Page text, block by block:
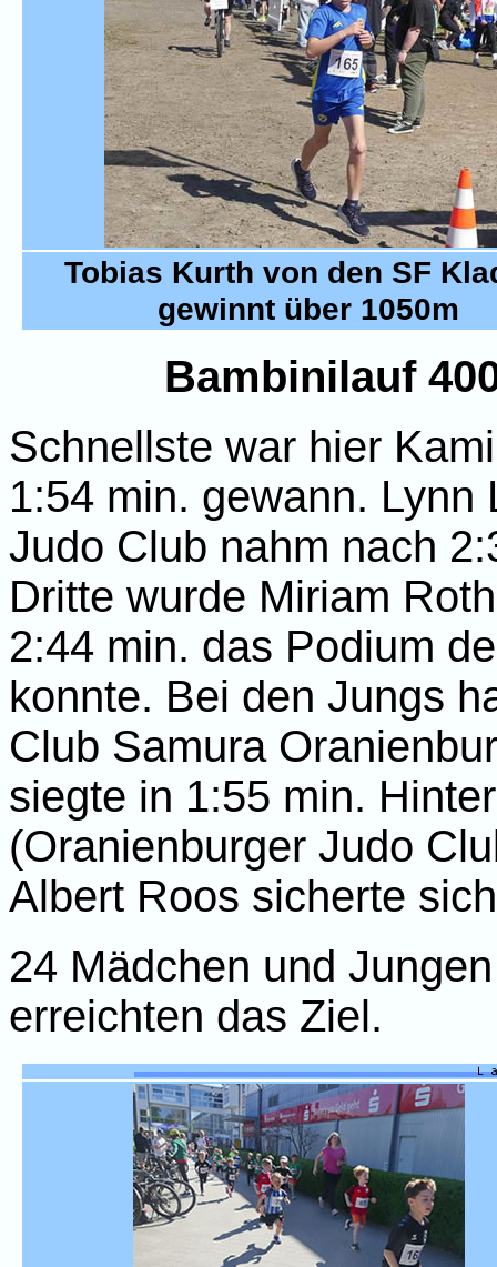
Tobias Kurth von den SF
gewinnt über 1050m
Bambinilauf
Schnellste war hier
1:54 min. gewann.
Judo Club nahm nach
Dritte wurde Miriam
2:44 min. das Podium
konnte. Bei den Jungs
Club Samura
siegte in 1:55 min.
(Oranienburger Judo
Albert Roos sicherte
24 Mädchen und
erreichten das Ziel.